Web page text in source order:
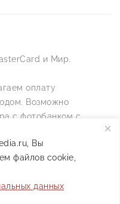
Вы
файлов cookie,
данных
и Мир.
оплату
Возможно
с фотобанком с
42-09-42 — и мы